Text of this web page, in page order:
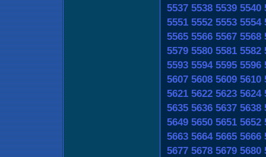
5537 5538 5539 5540
5551 5552 5553 5554
5565 5566 5567 5568
5579 5580 5581 5582
5593 5594 5595 5596
5607 5608 5609 5610
5621 5622 5623 5624
5635 5636 5637 5638
5649 5650 5651 5652
5663 5664 5665 5666
5677 5678 5679 5680